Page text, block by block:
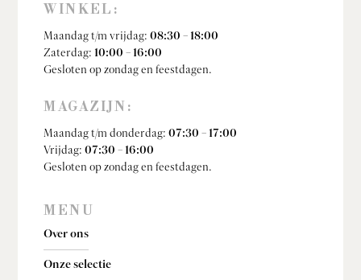
WINKEL:
Maandag t/m vrijdag:08:30 – 18:00
Zaterdag: 10:00 – 16:00
Gesloten op zondag en feestdagen.
MAGAZIJN:
Maandag t/m donderdag:07:30 – 17:00
Vrijdag:07:30 – 16:00
Gesloten op zondag en feestdagen.
MENU
Over ons
Onze selectie